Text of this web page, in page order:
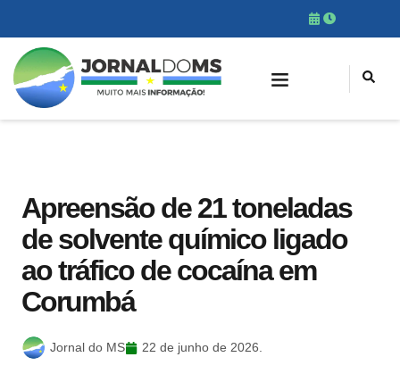
Apreensão de 21 toneladas
de solvente químico ligado
ao tráfico de cocaína em
Corumbá
Jornal do MS 22 de junho de 2026.